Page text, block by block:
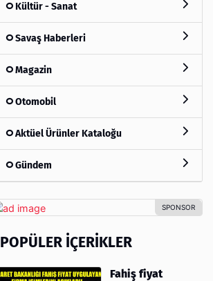
Kültür - Sanat
Savaş Haberleri
Magazin
Otomobil
Aktüel Ürünler Kataloğu
Gündem
POPÜLER İÇERIKLER
Fahiş fiyat